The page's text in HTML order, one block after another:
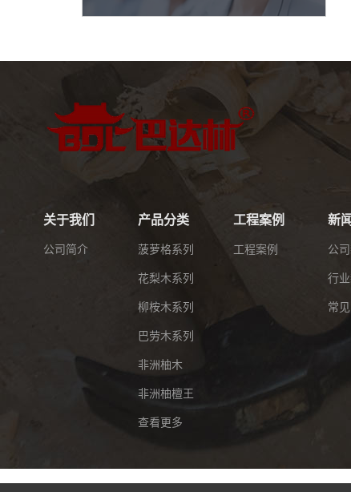
关于我们
公司简介
产品分类
菠萝格系列
花梨木系列
柳桉木系列
巴劳木系列
非洲柚木
非洲柚檀王
查看更多
工程案例
工程案例
新
公
行
常